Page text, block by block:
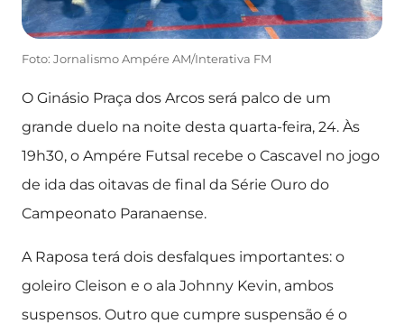
Foto: Jornalismo Ampére AM/Interativa FM
O Ginásio Praça dos Arcos será palco de um
grande duelo na noite desta quarta-feira, 24. Às
19h30, o Ampére Futsal recebe o Cascavel no jogo
de ida das oitavas de final da Série Ouro do
Campeonato Paranaense.
A Raposa terá dois desfalques importantes: o
goleiro Cleison e o ala Johnny Kevin, ambos
suspensos. Outro que cumpre suspensão é o